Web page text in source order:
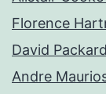
Florence
David
Andre